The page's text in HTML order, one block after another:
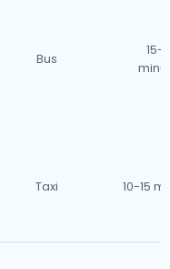
Bus
15-
Taxi 10-15